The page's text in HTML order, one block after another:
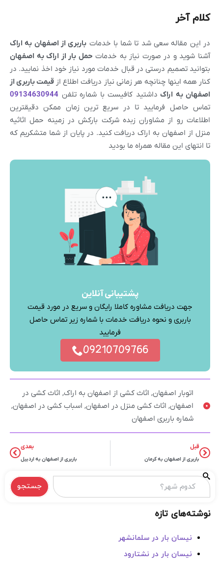
کلام آخر
در این مقاله سعی شد تا شما با خدمات باربری از اصفهان به اراک
آشنا شوید و در صورت نیاز به خدمات حمل بار از اراکبه اصفهان
بتوانید تصمیم درستی در قبال خدمات مورد نیاز خود اخذ نمایید. در
کنار همه اینها چنانچه هر زمانی نیاز دریافت اطلاع از قیمت باربری از
اصفهان به اراک داشتید کافیست با شماره تلفن 09134630944
تماس حاصل فرمایید تا در سریع ترین زمان ممکن دقیقترین
اطلاعات رو از مشاوران زبده شرکت بارکش در زمینه حمل اثاثیه
منزل از اصفهان به اراک دریافت کنید. در پایان از شما متشکریم که
تا انتهای این مقاله همراه ما بودید
پشتیبانی آنلاین
جهت دریافت مشاوره کاملا رایگان و سریع در مورد قیمت
باربری و نحوه دریافت خدمات با شماره زیر تماس حاصل
فرمایید
09210709766
اتوبار اصفهان, اثاث کشی از اصفهان به اراک, اثاث کشی در
اصفهان, اثاث کشی منزل در اصفهان, اسباب کشی در اصفهان,
شماره باربری اصفهان
قبل
باربری از اصفهان به کرمان
بعدی
باربری از اصفهان به اردبیل
جستجو
نوشته‌های تازه
نیسان بار در سلمانشهر
نیسان بار در نشتارود